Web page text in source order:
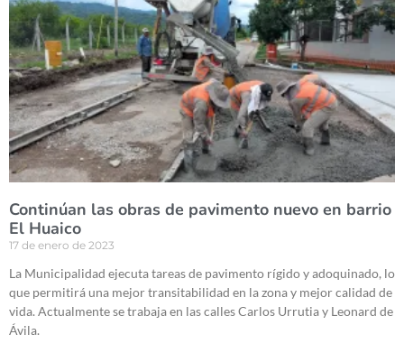
Continúan las obras de pavimento nuevo en barrio
El Huaico
17 de enero de 2023
La Municipalidad ejecuta tareas de pavimento rígido y adoquinado, lo
que permitirá una mejor transitabilidad en la zona y mejor calidad de
vida. Actualmente se trabaja en las calles Carlos Urrutia y Leonard de
Ávila.